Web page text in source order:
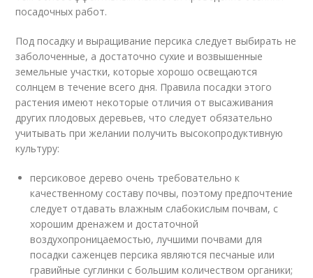
посадочных работ.
Под посадку и выращивание персика следует выбирать не
заболоченные, а достаточно сухие и возвышенные
земельные участки, которые хорошо освещаются
солнцем в течение всего дня. Правила посадки этого
растения имеют некоторые отличия от высаживания
других плодовых деревьев, что следует обязательно
учитывать при желании получить высокопродуктивную
культуру:
персиковое дерево очень требовательно к
качественному составу почвы, поэтому предпочтение
следует отдавать влажным слабокислым почвам, с
хорошим дренажем и достаточной
воздухопроницаемостью, лучшими почвами для
посадки саженцев персика являются песчаные или
гравийные суглинки с большим количеством органики;